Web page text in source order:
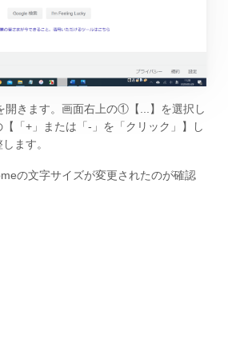
開きます。画面右上の①【...】を選択し
「+」または「-」を「クリック」】し
ます。
の文字サイズが変更されたのが確認